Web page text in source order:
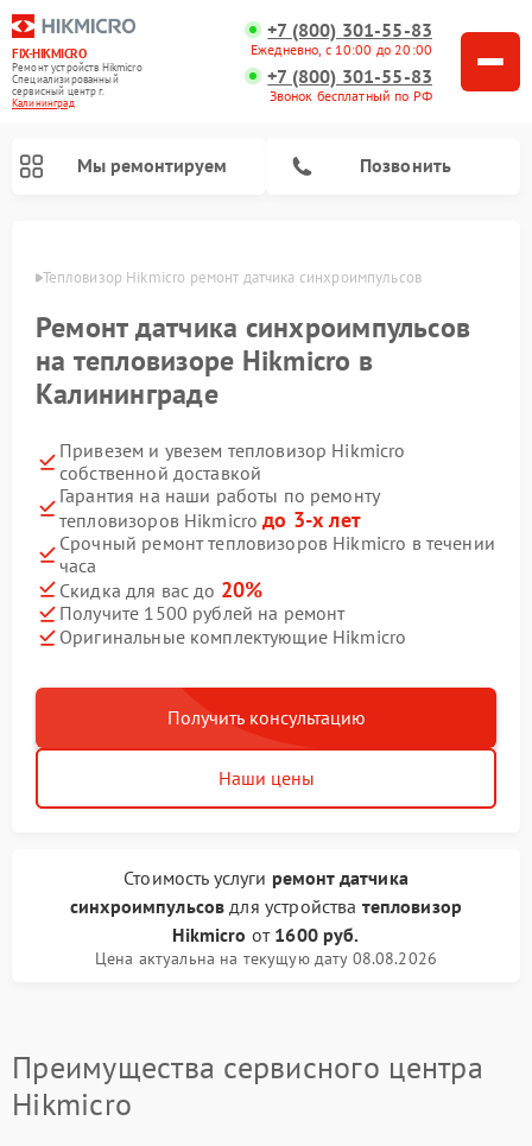
FIX-HIKMICRO
Ремонт устройств Hikmicro
Специализированный
cервисный центр г.
Калининград
+7 (800) 301-55-83
Ежедневно, с 10:00 до 20:00
+7 (800) 301-55-83
Звонок бесплатный по РФ
Мы ремонтируем Позвонить
Тепловизор Hikmicro ремонт датчика синхроимпульсов
Ремонт датчика синхроимпульсов
на тепловизоре Hikmicro в
Калининграде
Привезем и увезем тепловизор Hikmicro
собственной доставкой
Гарантия на наши работы по ремонту
тепловизоров Hikmicroдо 3-х лет
Срочный ремонт тепловизоров Hikmicro в течении
часа
Скидка для вас до 20%
Получите 1500 рублей на ремонт
Оригинальные комплектующие Hikmicro
Получить консультацию
Наши цены
Стоимость услуги ремонт датчика
синхроимпульсов для устройства тепловизор
Hikmicro от 1600 руб.
Цена актуальна на текущую дату 08.08.2026
Преимущества сервисного центра
Hikmicro